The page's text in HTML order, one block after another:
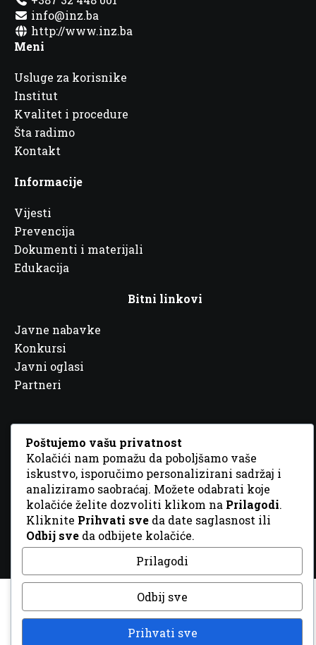
info@inz.ba
http://www.inz.ba
Meni
Usluge za korisnike
Institut
Kvalitet i procedure
Šta radimo
Kontakt
Informacije
Vijesti
Prevencija
Dokumenti i materijali
Edukacija
Bitni linkovi
Javne nabavke
Konkursi
Javni oglasi
Partneri
© 2026 Sva prava zadržana. DizajnGordonDM
Poštujemo vašu privatnost
Kolačići nam pomažu da poboljšamo vaše
iskustvo, isporučimo personalizirani sadržaj i
analiziramo saobraćaj. Možete odabrati koje
kolačiće želite dozvoliti klikom na Prilagodi.
Kliknite Prihvati sve da date saglasnost ili
Odbij sve da odbijete kolačiće.
Prilagodi
Odbij sve
Prihvati sve